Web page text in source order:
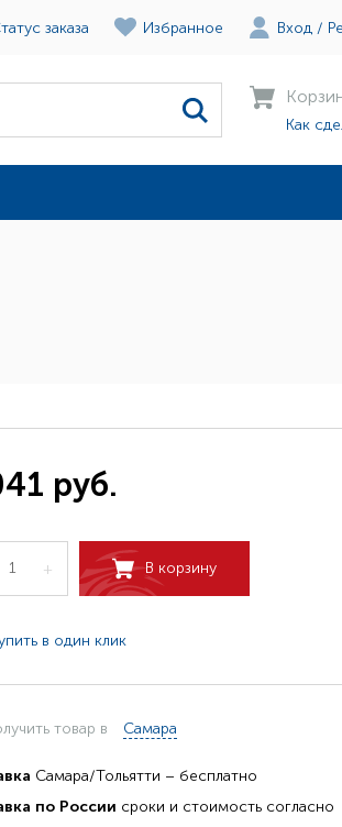
заказа Избранное Вход /
Как
руб.
+ В корзину
в один клик
товар в Самара
Самара/Тольятти – бесплатно
по России сроки и стоимость согласно